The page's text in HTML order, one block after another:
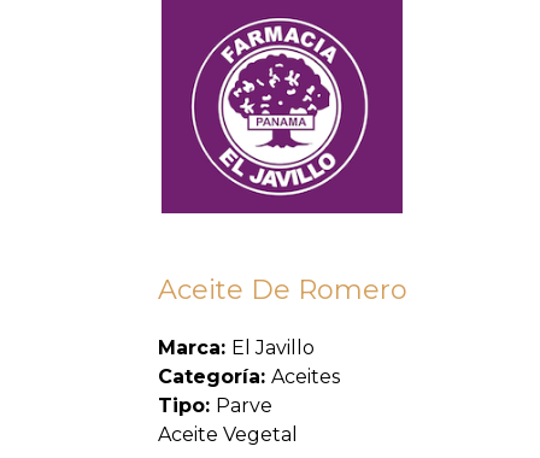
Aceite De Romero
Marca: El Javillo
Categoría: Aceites
Tipo: Parve
Aceite Vegetal